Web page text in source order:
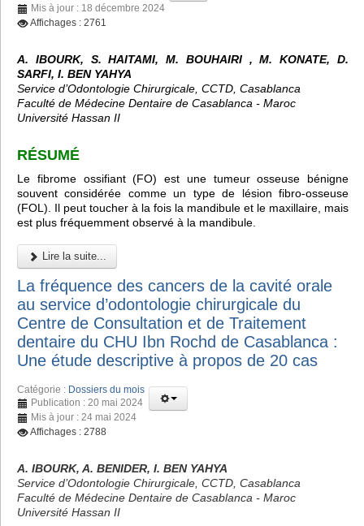
Mis à jour : 18 décembre 2024
Affichages : 2761
A. IBOURK, S. HAITAMI, M. BOUHAIRI , M. KONATE, D.
SARFI, I. BEN YAHYA
Service d’Odontologie Chirurgicale, CCTD, Casablanca
Faculté de Médecine Dentaire de Casablanca - Maroc
Université Hassan II
RÉSUMÉ
Le fibrome ossifiant (FO) est une tumeur osseuse bénigne
souvent considérée comme un type de lésion fibro-osseuse
(FOL). Il peut toucher à la fois la mandibule et le maxillaire, mais
est plus fréquemment observé à la mandibule.
Lire la suite...
La fréquence des cancers de la cavité orale
au service d’odontologie chirurgicale du
Centre de Consultation et de Traitement
dentaire du CHU Ibn Rochd de Casablanca :
Une étude descriptive à propos de 20 cas
Catégorie : Dossiers du mois
Publication : 20 mai 2024
Mis à jour : 24 mai 2024
Affichages : 2788
A. IBOURK, A. BENIDER, I. BEN YAHYA
Service d’Odontologie Chirurgicale, CCTD, Casablanca
Faculté de Médecine Dentaire de Casablanca - Maroc
Université Hassan II